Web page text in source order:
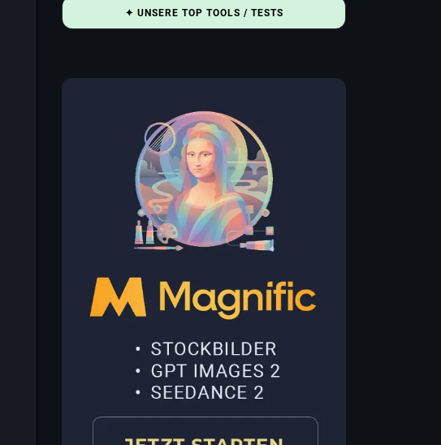
✦ UNSERE TOP TOOLS / TESTS